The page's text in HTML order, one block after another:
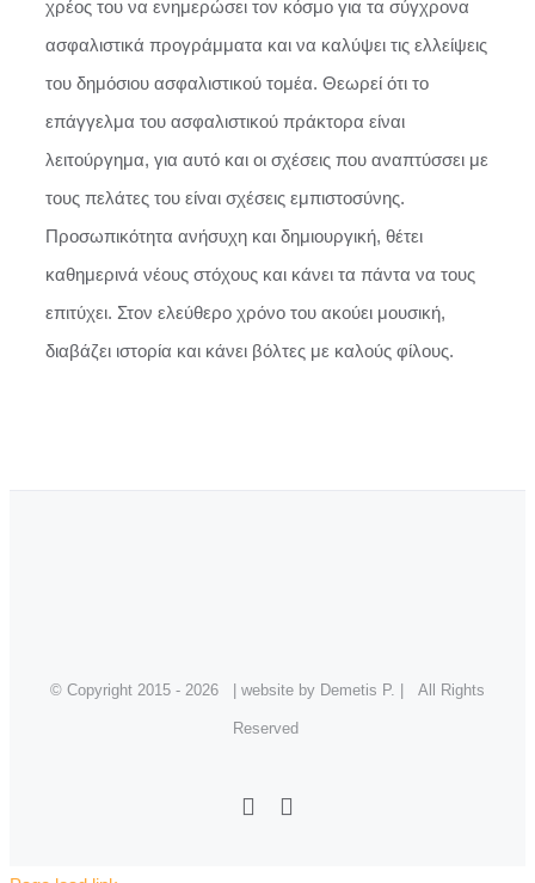
χρέος του να ενημερώσει τον κόσμο για τα σύγχρονα
ασφαλιστικά προγράμματα και να καλύψει τις ελλείψεις
του δημόσιου ασφαλιστικού τομέα. Θεωρεί ότι το
επάγγελμα του ασφαλιστικού πράκτορα είναι
λειτούργημα, για αυτό και οι σχέσεις που αναπτύσσει με
τους πελάτες του είναι σχέσεις εμπιστοσύνης.
Προσωπικότητα ανήσυχη και δημιουργική, θέτει
καθημερινά νέους στόχους και κάνει τα πάντα να τους
επιτύχει. Στον ελεύθερο χρόνο του ακούει μουσική,
διαβάζει ιστορία και κάνει βόλτες με καλούς φίλους.
© Copyright 2015 - 2026 | website by Demetis P. | All Rights
Reserved
Facebook